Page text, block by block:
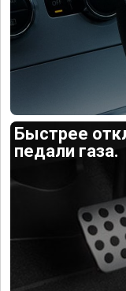
Быстрее
педали газа.